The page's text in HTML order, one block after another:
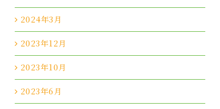
2024年3月
2023年12月
2023年10月
2023年6月